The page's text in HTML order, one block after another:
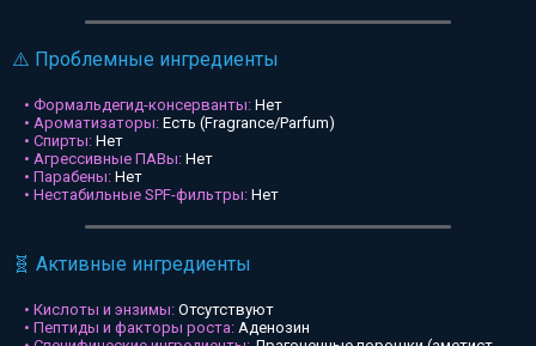
⚠️ Проблемные ингредиенты
• Формальдегид-консерванты: Нет
• Ароматизаторы: Есть (Fragrance/Parfum)
• Спирты: Нет
• Агрессивные ПАВы: Нет
• Парабены: Нет
• Нестабильные SPF-фильтры: Нет
🧬 Активные ингредиенты
• Кислоты и энзимы: Отсутствуют
• Пептиды и факторы роста: Аденозин